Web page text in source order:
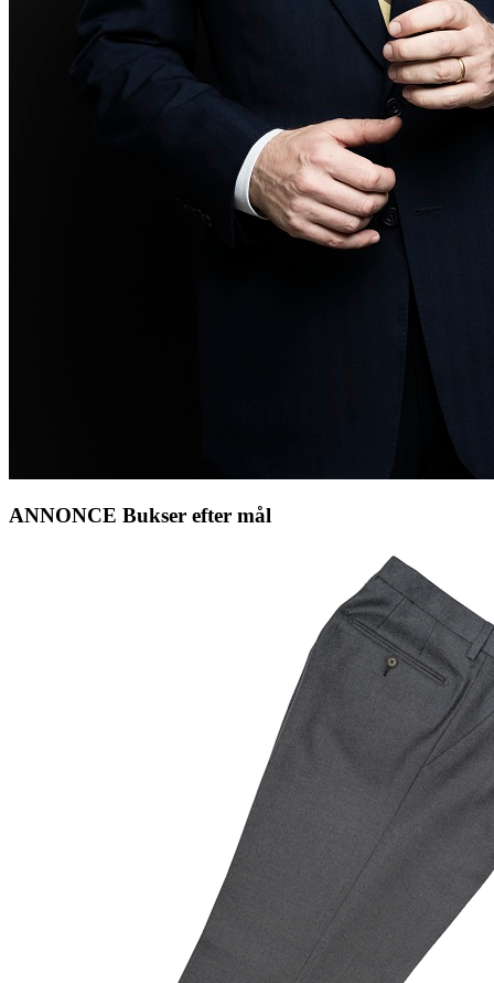
ANNONCE Bukser efter mål